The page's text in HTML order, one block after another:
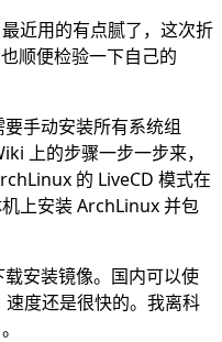
近用的有点腻了，这次折
顺便检验一下自己的
手动安装所有系统组
上的步骤一步一步来，
的 LiveCD 模式在
上安装 ArchLinux 并包
载安装镜像。国内可以使
速度还是很快的。我离科